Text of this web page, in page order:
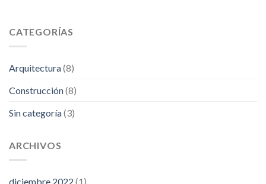
CATEGORÍAS
Arquitectura(8)
Construcción(8)
Sin categoría(3)
ARCHIVOS
diciembre 2022 (1)